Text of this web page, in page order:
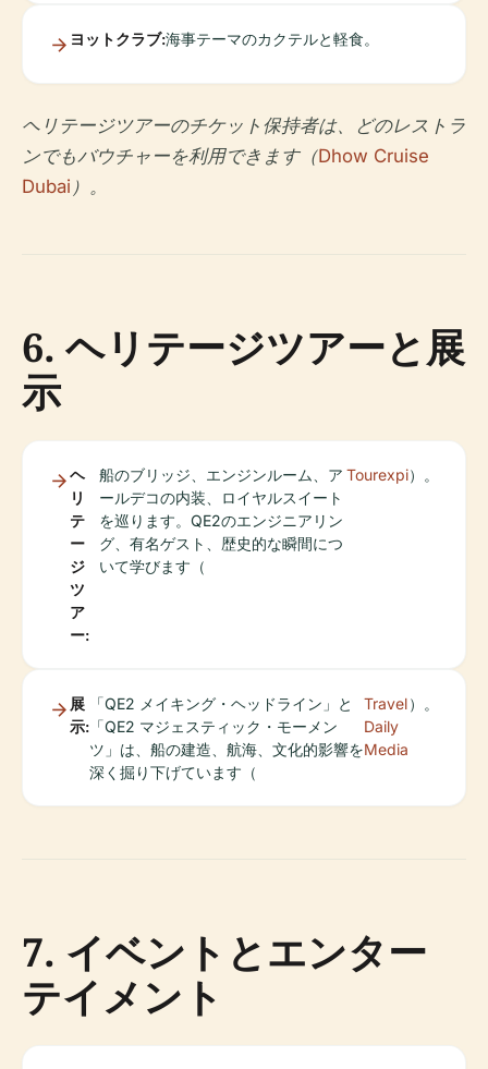
ヨットクラブ:海事テーマのカクテルと軽食。
ヘリテージツアーのチケット保持者は、どのレストラ
ンでもバウチャーを利用できます（Dhow Cruise
Dubai ）。
6. ヘリテージツアーと展
示
ヘ
リ
テ
ー
ジ
ツ
ア
ー:
船のブリッジ、エンジンルーム、ア
ールデコの内装、ロイヤルスイート
を巡ります。QE2のエンジニアリン
グ、有名ゲスト、歴史的な瞬間につ
いて学びます（
Tourexpi）。
展
示:
「QE2 メイキング・ヘッドライン」と
「QE2 マジェスティック・モーメン
ツ」は、船の建造、航海、文化的影響を
深く掘り下げています（
Travel
Daily
Media
）。
7. イベントとエンター
テイメント